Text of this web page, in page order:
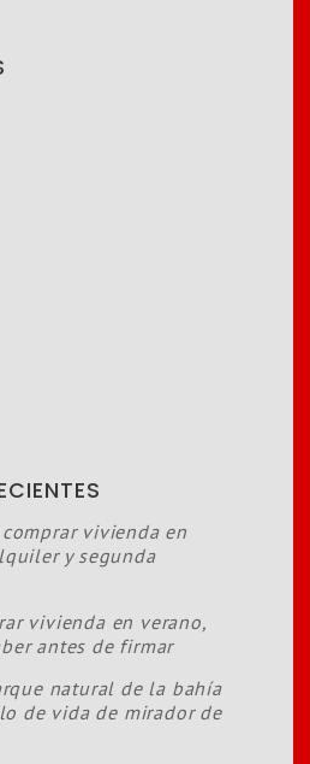
vivienda en
y segunda
vivienda en verano,
antes de firmar
natural de la bahía
de vida de mirador de